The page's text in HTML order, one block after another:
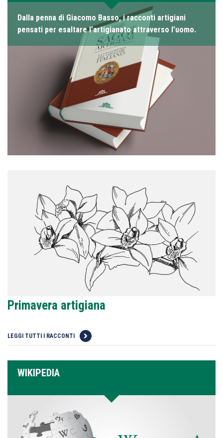
Dalla penna di Giacomo Basso, i racconti artigiani
pensati per esaltare l’artigianato attraverso l’uomo.
Primavera artigiana
LEGGI TUTTI I RACCONTI
WIKIPEDIA